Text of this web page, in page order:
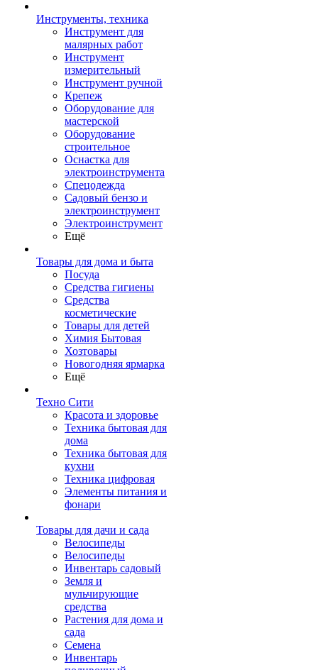
Инструменты, техника
Инструмент для
малярных работ
Инструмент
измерительный
Инструмент ручной
Крепеж
Оборудование для
мастерской
Оборудование
строительное
Оснастка для
электроинструмента
Спецодежда
Садовый бензо и
электроинструмент
Электроинструмент
Ещё
Товары для дома и быта
Посуда
Средства гигиены
Средства
косметические
Товары для детей
Химия Бытовая
Хозтовары
Новогодняя ярмарка
Ещё
Техно Сити
Красота и здоровье
Техника бытовая для
дома
Техника бытовая для
кухни
Техника цифровая
Элементы питания и
фонари
Товары для дачи и сада
Велосипеды
Велосипеды
Инвентарь садовый
Земля и
мульчирующие
средства
Растения для дома и
сада
Семена
Инвентарь